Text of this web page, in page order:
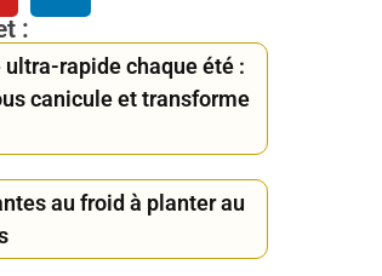
:
rapide chaque été :
canicule et transforme
au froid à planter au